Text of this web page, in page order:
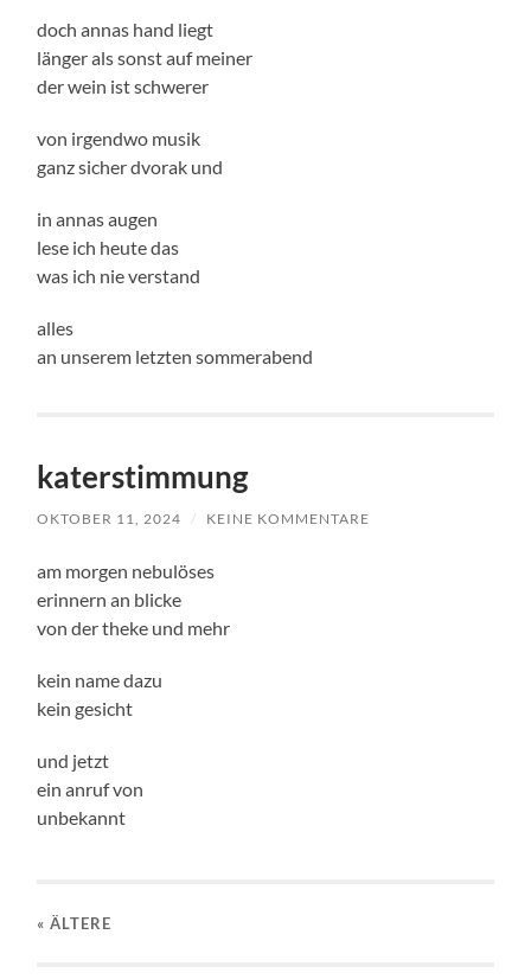
doch annas hand liegt
länger als sonst auf meiner
der wein ist schwerer
von irgendwo musik
ganz sicher dvorak und
in annas augen
lese ich heute das
was ich nie verstand
alles
an unserem letzten sommerabend
katerstimmung
OKTOBER 11, 2024 / KEINE KOMMENTARE
am morgen nebulöses
erinnern an blicke
von der theke und mehr
kein name dazu
kein gesicht
und jetzt
ein anruf von
unbekannt
« ÄLTERE